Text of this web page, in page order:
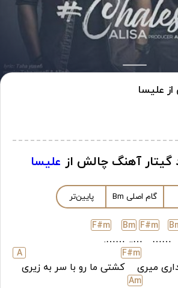
علیسا
گیتار آهنگ چالش از علیسا
گام اصلی Bm پایین‌تر
B
……
F#m
…..
Bm
…….
F#m
میری
F#m
کشتی ما رو با سر به زیری
A
Am